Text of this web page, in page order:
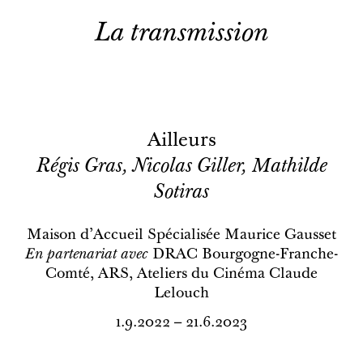
La transmission
Ailleurs
Régis Gras, Nicolas Giller, Mathilde
Sotiras
Maison d’Accueil Spécialisée Maurice Gausset
En partenariat avec DRAC Bourgogne-Franche-
Comté, ARS, Ateliers du Cinéma Claude
Lelouch
1.9.2022 – 21.6.2023